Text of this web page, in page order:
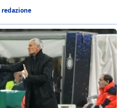
redazione